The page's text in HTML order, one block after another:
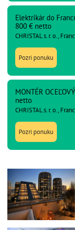
Elektrikár do
800 € netto
CHRISTAL s. r. o.,
Pozri ponuku
MONTÉR
netto
CHRISTAL s. r. o.,
Pozri ponuku